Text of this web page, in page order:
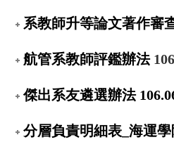
系教師升等論文著作審
航管系教師評鑑辦法
傑出系友遴選辦法
分層負責明細表_海運